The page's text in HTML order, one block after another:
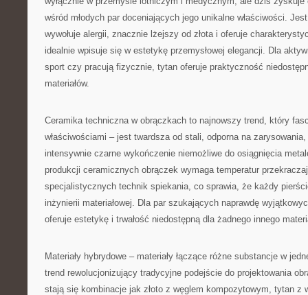
wśród młodych par doceniających jego unikalne właściwości.
wywołuje alergii, znacznie lżejszy od złota i oferuje
idealnie wpisuje się w estetykę przemysłowej elegancji. Dla
sport czy pracują fizycznie, tytan oferuje praktyczność
materiałów.
Ceramika techniczna w obrączkach to najnowszy trend, który
właściwościami – jest twardsza od stali, odporna na
intensywnie czarne wykończenie niemożliwe do osiągnięcia
produkcji ceramicznych obrączek wymaga temperatur
specjalistycznych technik spiekania, co sprawia, że każdy
inżynierii materiałowej. Dla par szukających naprawdę
oferuje estetykę i trwałość niedostępną dla żadnego innego
Materiały hybrydowe – materiały łączące różne substancje w
trend rewolucjonizujący tradycyjne podejście do projektowania
stają się kombinacje jak złoto z węglem kompozytowym, tytan z